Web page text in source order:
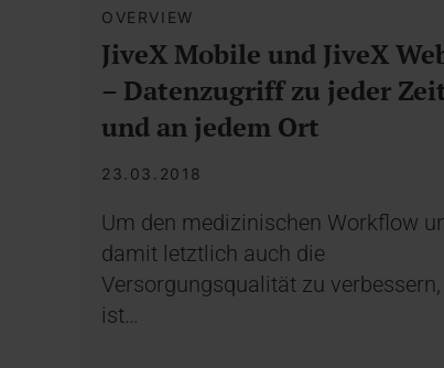
OVERVIEW
JiveX Mobile und JiveX
– Datenzugriff zu jeder
und an jedem Ort
23.03.2018
Um den medizinischen Workflow
damit letztlich auch die
Versorgungsqualität zu verbessern,
ist…